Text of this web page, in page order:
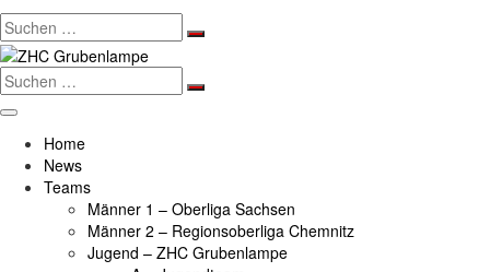
Search
for:
Search
for:
Home
News
Teams
Männer 1 – Oberliga Sachsen
Männer 2 – Regionsoberliga Chemnitz
Jugend – ZHC Grubenlampe